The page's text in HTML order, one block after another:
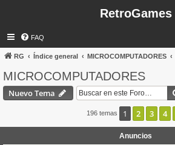
RetroGames
FAQ
RG Índice general MICROCOMPUTADORES
MICROCOMPUTADORES
Nuevo Tema
196 temas 1 2 3 4
Anuncios